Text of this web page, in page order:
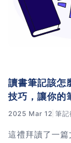
讀書筆記該怎
技巧，讓你的
2025 Mar 12 筆記
這禮拜讀了一